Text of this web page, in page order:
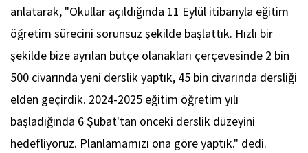
anlatarak, "Okullar açıldığında 11 Eylül itibarıyla eğitim
öğretim sürecini sorunsuz şekilde başlattık. Hızlı bir
şekilde bize ayrılan bütçe olanakları çerçevesinde 2 bin
500 civarında yeni derslik yaptık, 45 bin civarında dersliği
elden geçirdik. 2024-2025 eğitim öğretim yılı
başladığında 6 Şubat'tan önceki derslik düzeyini
hedefliyoruz. Planlamamızı ona göre yaptık." dedi.